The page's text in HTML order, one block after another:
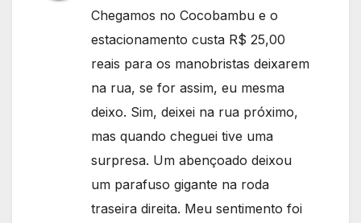
Chegamos no Cocobambu e o
estacionamento custa R$ 25,00
reais para os manobristas deixarem
na rua, se for assim, eu mesma
deixo. Sim, deixei na rua próximo,
mas quando cheguei tive uma
surpresa. Um abençoado deixou
um parafuso gigante na roda
traseira direita. Meu sentimento foi